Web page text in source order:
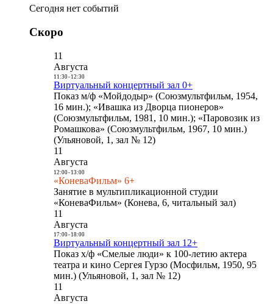
Сегодня нет событий
Скоро
11
Августа
11:30- 12:30
Виртуальный концертный зал 0+
Показ м/ф «Мойдодыр» (Союзмультфильм, 1954,
16 мин.); «Ивашка из Дворца пионеров»
(Союзмультфильм, 1981, 10 мин.); «Паровозик из
Ромашкова» (Союзмультфильм, 1967, 10 мин.)
(Ульяновой, 1, зал № 12)
11
Августа
12:00- 13:00
«КоневаФильм» 6+
Занятие в мультипликационной студии
«КоневаФильм» (Конева, 6, читальный зал)
11
Августа
17:00- 18:00
Виртуальный концертный зал 12+
Показ х/ф «Смелые люди» к 100-летию актера
театра и кино Сергея Гурзо (Мосфильм, 1950, 95
мин.) (Ульяновой, 1, зал № 12)
11
Августа